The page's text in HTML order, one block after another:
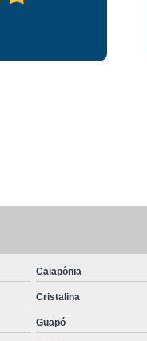
Caiapônia
Cristalina
Guapó